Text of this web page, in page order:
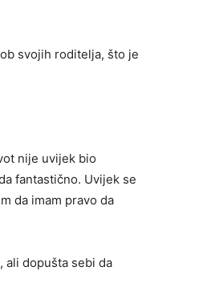
svojih roditelja, što je
nije uvijek bio
fantastično. Uvijek se
da imam pravo da
ali dopušta sebi da